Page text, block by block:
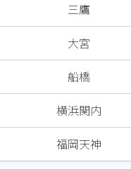
三鷹
大宮
船橋
横浜関内
福岡天神